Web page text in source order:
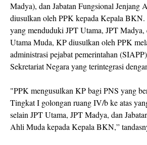
Madya), dan Jabatan Fungsional Jenjang
diusulkan oleh PPK kepada Kepala
yang menduduki JPT Utama, JPT
Utama Muda, KP diusulkan oleh PPK
administrasi pejabat pemerintahan
Sekretariat Negara yang terintegrasi
"PPK mengusulkan KP bagi PNS yang
Tingkat I golongan ruang IV/b ke atas
selain JPT Utama, JPT Madya, dan
Ahli Muda kepada Kepala BKN,”